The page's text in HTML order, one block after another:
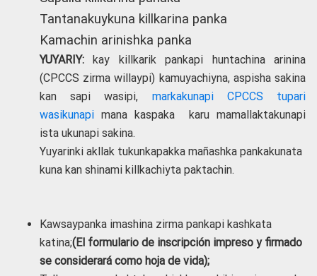
Tantanakuykuna killkarina panka
Kamachin arinishka panka
YUYARIY: kay killkarik pankapi huntachina arinina
(CPCCS zirma willaypi) kamuyachiyna, aspisha sakina
kan sapi wasipi, markakunapi CPCCS tupari
wasikunapi mana kaspaka karu mamallaktakunapi
ista ukunapi sakina.
Yuyarinki akllak tukunkapakka mañashka pankakunata
kuna kan shinami killkachiyta paktachin.
Kawsaypanka imashina zirma pankapi kashkata
katina;(El formulario de inscripción impreso y firmado
se considerará como hoja de vida);